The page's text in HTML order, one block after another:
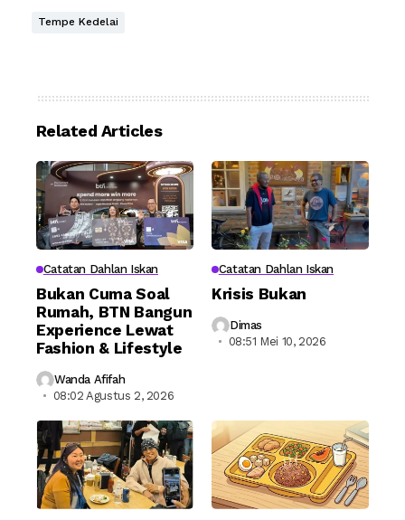
Tempe Kedelai
Related Articles
Catatan Dahlan Iskan
Bukan Cuma Soal
Rumah, BTN Bangun
Experience Lewat
Fashion & Lifestyle
Wanda Afifah
08:02 Agustus 2, 2026
Catatan Dahlan Iskan
Krisis Bukan
Dimas
08:51 Mei 10, 2026